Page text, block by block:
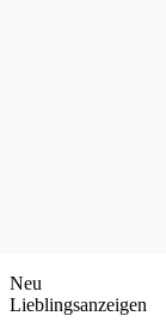
Neu
Lieblingsanzeigen